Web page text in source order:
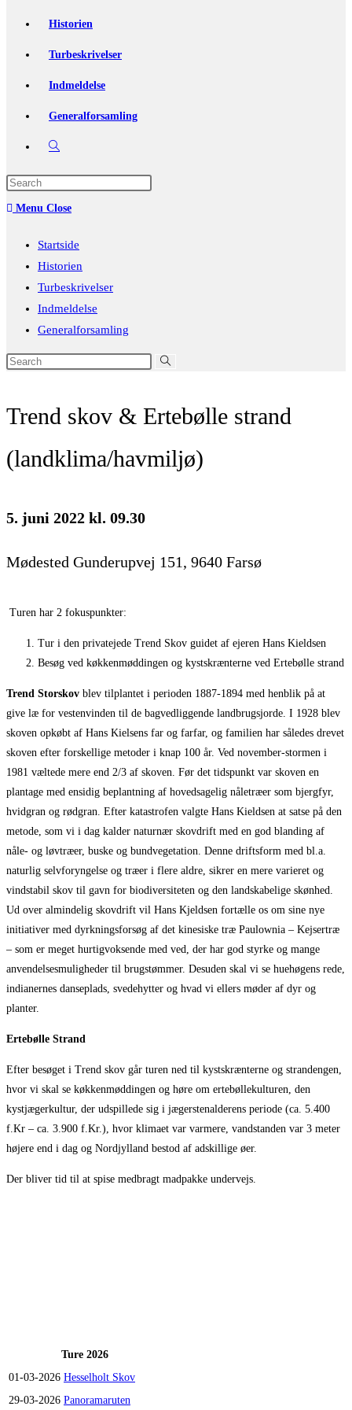
Historien
Turbeskrivelser
Indmeldelse
Generalforsamling
Toggle
website
search
Menu Close
Startside
Historien
Turbeskrivelser
Indmeldelse
Generalforsamling
Search
Trend skov & Ertebølle strand
(landklima/havmiljø)
5. juni 2022 kl. 09.30
Mødested Gunderupvej 151, 9640 Farsø
Turen har 2 fokuspunkter:
Tur i den privatejede Trend Skov guidet af ejeren Hans Kieldsen
Besøg ved køkkenmøddingen og kystskrænterne ved Ertebølle strand
Trend Storskov blev tilplantet i perioden 1887-1894 med henblik på at
give læ for vestenvinden til de bagvedliggende landbrugsjorde. I 1928 blev
skoven opkøbt af Hans Kielsens far og farfar, og familien har således drevet
skoven efter forskellige metoder i knap 100 år. Ved november-stormen i
1981 væltede mere end 2/3 af skoven. Før det tidspunkt var skoven en
plantage med ensidig beplantning af hovedsagelig nåletræer som bjergfyr,
hvidgran og rødgran. Efter katastrofen valgte Hans Kieldsen at satse på den
metode, som vi i dag kalder naturnær skovdrift med en god blanding af
nåle- og løvtræer, buske og bundvegetation. Denne driftsform med bl.a.
naturlig selvforyngelse og træer i flere aldre, sikrer en mere varieret og
vindstabil skov til gavn for biodiversiteten og den landskabelige skønhed.
Ud over almindelig skovdrift vil Hans Kjeldsen fortælle os om sine nye
initiativer med dyrkningsforsøg af det kinesiske træ Paulownia – Kejsertræ
– som er meget hurtigvoksende med ved, der har god styrke og mange
anvendelsesmuligheder til brugstømmer. Desuden skal vi se huehøgens rede,
indianernes danseplads, svedehytter og hvad vi ellers møder af dyr og
planter.
Ertebølle Strand
Efter besøget i Trend skov går turen ned til kystskrænterne og strandengen,
hvor vi skal se køkkenmøddingen og høre om ertebøllekulturen, den
kystjægerkultur, der udspillede sig i jægerstenalderens periode (ca. 5.400
f.Kr – ca. 3.900 f.Kr.), hvor klimaet var varmere, vandstanden var 3 meter
højere end i dag og Nordjylland bestod af adskillige øer.
Der bliver tid til at spise medbragt madpakke undervejs.
Ture 2026
01-03-2026 Hesselholt Skov
29-03-2026 Panoramaruten